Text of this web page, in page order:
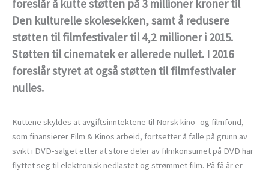
foreslår å kutte støtten på 3 millioner kroner til
Den kulturelle skolesekken, samt å redusere
støtten til filmfestivaler til 4,2 millioner i 2015.
Støtten til cinematek er allerede nullet. I 2016
foreslår styret at også støtten til filmfestivaler
nulles.
Kuttene skyldes at avgiftsinntektene til Norsk kino- og filmfond,
som finansierer Film & Kinos arbeid, fortsetter å falle på grunn av
svikt i DVD-salget etter at store deler av filmkonsumet på DVD har
flyttet seg til elektronisk nedlastet og strømmet film. På få år er